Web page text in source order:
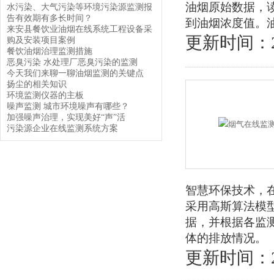
水污染、大气污染等环境污染源监测报
告有效期有多长时间？
来安县餐饮业油烟在线系统工程设备采
购及安装项目案例
餐饮油烟治理监测措施
恶臭污染 水处理厂恶臭污染的监测
今天我们来聊一聊油烟监测的关键点
扬尘的相关知识
环境监测仪器的主板
噪声监测 城市环境噪声有哪些？
加强噪声治理，实现美好“声”活
污染源企业在线监测系统方案
油烟原始数据，
到油烟浓度值。
更新时间：
智慧环保技术，
采用高斯算法模
据，并根据各监
体的排放情况。
更新时间：